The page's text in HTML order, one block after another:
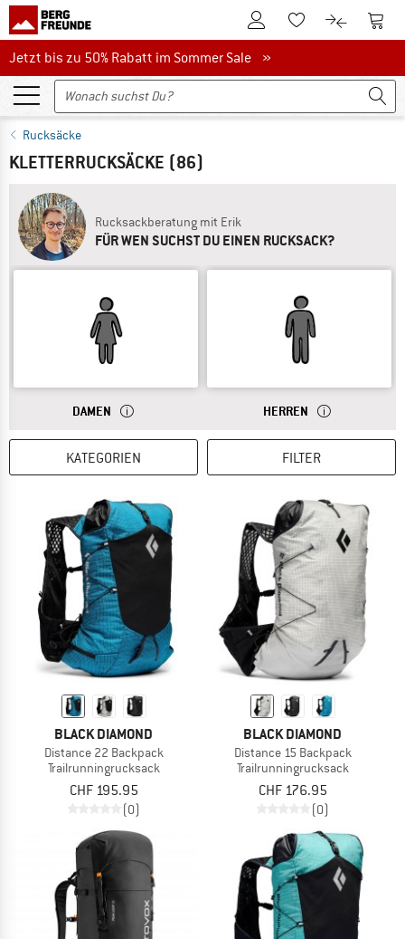
Zum KundenkontoZum Merkzettel.
Zum Zum
Jetzt bis zu 50% Rabatt im Sommer Sale
Jetzt bis zu 50% Rabatt im Sommer Sale »
Rucksäcke
KLETTERRUCKSÄCKE (86)
Rucksackberatung mit Erik
FÜR WEN SUCHST DU EINEN RUCKSACK?
ANTWORT
DAMEN RUCKSÄCKE FÜR DAMEN HABEN EINE KÜRZERE
ANTWORT
HERREN HERREN
KATEGORIEN FILTER
BLACK DIAMOND
Distance 22 Backpack
Trailrunningrucksack
CHF 195.95
(0)
BLACK DIAMOND
Distance 15 Backpack
Trailrunningrucksack
CHF 176.95
(0)